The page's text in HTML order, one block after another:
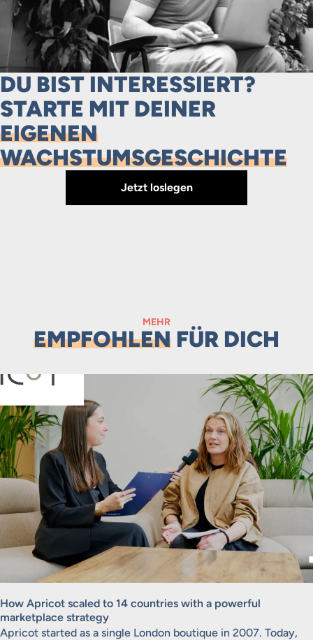
DU BIST INTERESSIERT?
STARTE MIT DEINER
EIGENEN
WACHSTUMSGESCHICHTE
Jetzt loslegen
MEHR
EMPFOHLEN FÜR DICH
How Apricot scaled to 14 countries with a powerful
marketplace strategy
Apricot started as a single London boutique in 2007. Today,